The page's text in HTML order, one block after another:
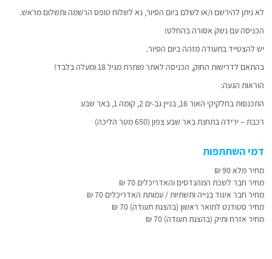
לא ניתן להירשם ו/או לשלם ביום הסיור, נא לשלוח טופס הרשמה ותשלום מראש.
הכניסה עם נשק אסורה בהחלט!
יש להצטייד בתעודה מזהה ביום הסיור.
בהתאם לדרישות החוק, הכניסה לאתר מותרת מגיל 18 ומעלה בלבד!
הוראות הגעה:
התכנסות בחלקיקי האור 16, בניין גב-ים 2, קומה 1, באר שבע
רכבת – ירידה בתחנת באר שבע צפון (650 מטר הליכה)
דמי השתתפות
מחיר מלא 90 ₪
מחיר חבר לשכת המהנדסים והאדריכלים 70 ₪
מחיר חבר איגוד בנייה ותשתיות / עמותת האדריכלים 70 ₪
מחיר סטודנט לתואר ראשון (בהצגת תעודה) 70 ₪
מחיר אזרח ותיק (בהצגת תעודה) 70 ₪